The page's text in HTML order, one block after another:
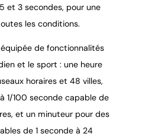
et 3 secondes, pour une
les conditions.
de fonctionnalités
et le sport : une heure
horaires et 48 villes,
1/100 seconde capable de
et un minuteur pour des
de 1 seconde à 24